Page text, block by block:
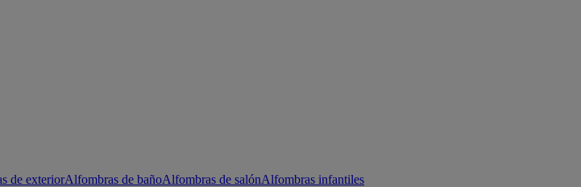
de exteriorAlfombras de bañoAlfombras de salónAlfombras infantiles